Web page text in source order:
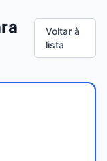
Voltar à
lista